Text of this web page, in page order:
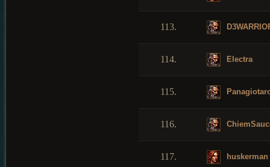
113.
114. Electra
115.
116.
117. huskerman